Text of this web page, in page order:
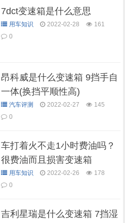
7dct变速箱是什么意思
用车知识 2022-02-28
161
0
昂科威是什么变速箱 9挡手自
一体(换挡平顺性高)
汽车评测 2022-02-27
145
0
车打着火不走1小时费油吗？
很费油而且损害变速箱
用车知识 2022-02-26
178
0
吉利星瑞是什么变速箱 7挡湿